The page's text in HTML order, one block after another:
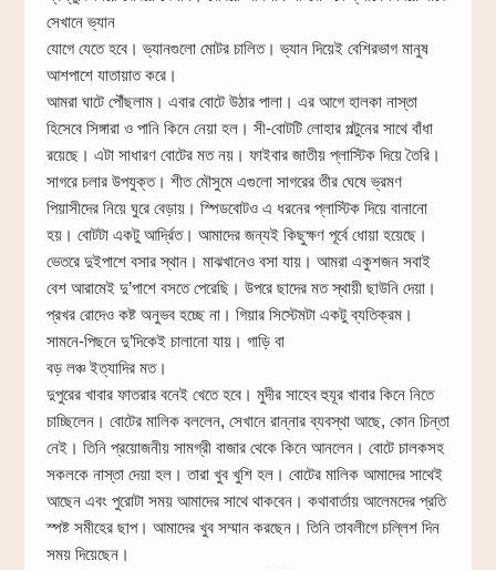
সেখানে ভ্যান
যোগে যেতে হবে। ভ্যানগুলো মোটর চালিত। ভ্যান দিয়েই বেশিরভাগ মানুষ
আশপাশে যাতায়াত করে।
আমরা ঘাটে পৌঁছলাম। এবার বোটে উঠার পালা। এর আগে হালকা নাস্তা
হিসেবে সিঙ্গারা ও পানি কিনে নেয়া হল। সী-বোটটি লোহার পল্টুনের সাথে বাঁধা
রয়েছে। এটা সাধারণ বোটের মত নয়। ফাইবার জাতীয় প্লাস্টিক দিয়ে তৈরি।
সাগরে চলার উপযুক্ত। শীত মৌসুমে এগুলো সাগরের তীর ঘেষে ভ্রমণ
পিয়াসীদের নিয়ে ঘুরে বেড়ায়। স্পিডবোটও এ ধরনের প্লাস্টিক দিয়ে বানানো
হয়। বোটটা একটু আর্দ্রিত। আমাদের জন্যই কিছুক্ষণ পূর্বে ধোয়া হয়েছে।
ভেতরে দুইপাশে বসার স্থান। মাঝখানেও বসা যায়। আমরা একুশজন সবাই
বেশ আরামেই দু’পাশে বসতে পেরেছি। উপরে ছাদের মত স্থায়ী ছাউনি দেয়া।
প্রখর রোদেও কষ্ট অনুভব হচ্ছে না। গিয়ার সিস্টেমটা একটু ব্যতিক্রম।
সামনে-পিছনে দু’দিকেই চালানো যায়। গাড়ি বা
বড় লঞ্চ ইত্যাদির মত।
দুপুরের খাবার ফাতরার বনেই খেতে হবে। মুদীর সাহেব হুযূর খাবার কিনে নিতে
চাচ্ছিলেন। বোটের মালিক বললেন, সেখানে রান্নার ব্যবস্থা আছে, কোন চিন্তা
নেই। তিনি প্রয়োজনীয় সামগ্রী বাজার থেকে কিনে আনলেন। বোটে চালকসহ
সকলকে নাস্তা দেয়া হল। তারা খুব খুশি হল। বোটের মালিক আমাদের সাথেই
আছেন এবং পুরোটা সময় আমাদের সাথে থাকবেন। কথাবার্তায় আলেমদের প্রতি
স্পষ্ট সমীহের ছাপ। আমাদের খুব সম্মান করছেন। তিনি তাবলীগে চল্লিশ দিন
সময় দিয়েছেন।